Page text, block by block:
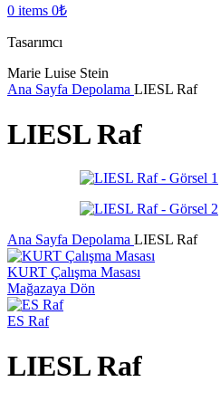
0 items 0₺
Tasarımcı
Marie Luise Stein
Ana Sayfa Depolama LIESL Raf
LIESL Raf
Ana Sayfa Depolama LIESL Raf
KURT Çalışma Masası
Mağazaya Dön
ES Raf
LIESL Raf